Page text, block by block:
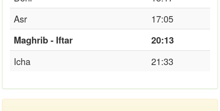
Asr
17:05
Maghrib - Iftar
20:13
Icha
21:33